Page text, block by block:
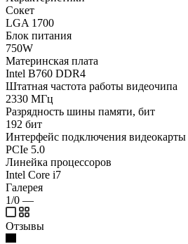
Сокет
LGA 1700
Блок питания
750W
Материнская плата
Intel B760 DDR4
Штатная частота работы видеочипа
2330 МГц
Разрядность шины памяти, бит
192 бит
Интерфейс подключения видеокарты
PCIe 5.0
Линейка процессоров
Intel Core i7
Галерея
1/0 —
Отзывы